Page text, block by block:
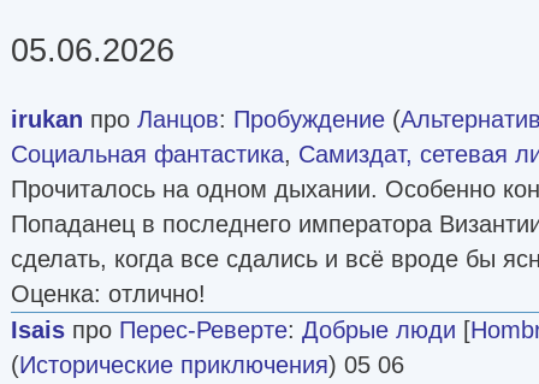
05.06.2026
irukan про Ланцов: Пробуждение (
Социальная фантастика, Самиздат, сетевая
Прочиталось на одном дыхании. Особенно
Попаданец в последнего императора
сделать, когда все сдались и всё вроде бы
Оценка: отлично!
Isais про Перес-Реверте: Добрые люди [
(Исторические приключения) 05 06